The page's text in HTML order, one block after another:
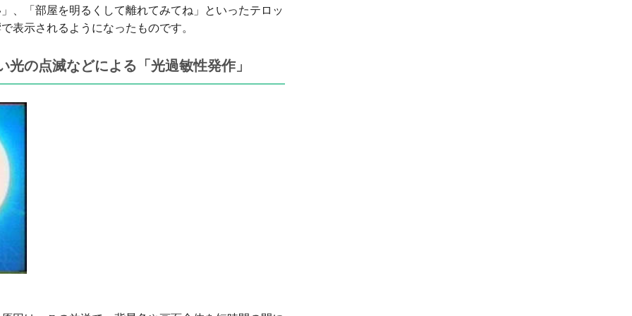
、「部屋を明るくして離れてみてね」といったテロッ
表示されるようになったものです。
の点滅などによる「光過敏性発作」